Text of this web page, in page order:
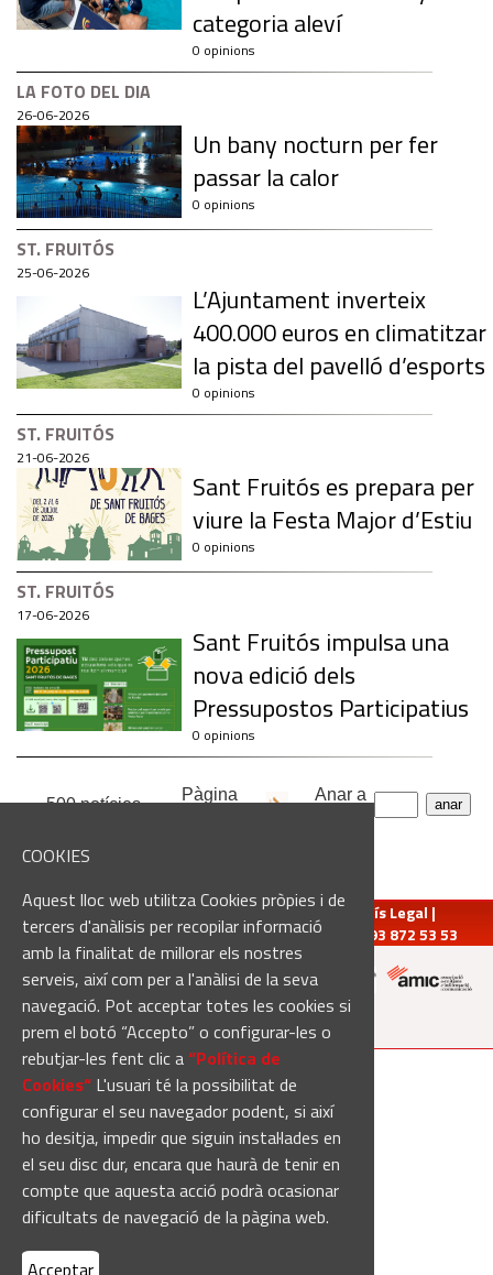
COOKIES
Aquest lloc web utilitza Cookies pròpies i de
tercers d'anàlisis per recopilar informació
amb la finalitat de millorar els nostres
serveis, així com per a l'anàlisi de la seva
navegació. Pot acceptar totes les cookies si
prem el botó “Accepto” o configurar-les o
rebutjar-les fent clic a“Política de
Cookies“ L'usuari té la possibilitat de
configurar el seu navegador podent, si així
ho desitja, impedir que siguin instal·lades en
el seu disc dur, encara que haurà de tenir en
compte que aquesta acció podrà ocasionar
dificultats de navegació de la pàgina web.
Acceptar
categoria aleví
0 opinions
LA FOTO DEL DIA
26-06-2026
Un bany nocturn per fer
passar la calor
0 opinions
ST. FRUITÓS
25-06-2026
L’Ajuntament inverteix
400.000 euros en climatitzar
la pista del pavelló d’esports
0 opinions
ST. FRUITÓS
21-06-2026
Sant Fruitós es prepara per
viure la Festa Major d’Estiu
0 opinions
ST. FRUITÓS
17-06-2026
Sant Fruitós impulsa una
nova edició dels
Pressupostos Participatius
0 opinions
500 notícies
Pàgina
Anar a
redaccio@manresadiari.cat|Qui som Avís Legal |
Pompeu Fabra, 7-13, 08240-Manresa | Tel.: 93 872 53 53
Altres mitjans del grup:
[Web creada perDuma Interactiva